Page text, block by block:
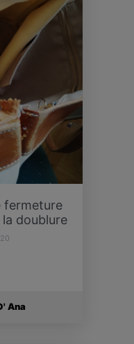
fermeture
doublure
Ana